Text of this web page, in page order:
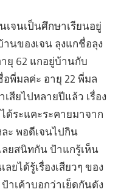
จนเป็นศึกษาเรียนอยู่
นของเจน ลุงแกชื่อลุง
ยุ 62 แกอยู่บ้านกับ
พี่มลค่ะ อายุ 22 พี่มล
สียไปหลายปีแล้ว เรื่อง
ด้ระแคะระคายมาจาก
ะ พอดีเจนไปกิน
ลยสนิทกัน ป้าแกรู้เห็น
ยได้รู้เรื่องเสียวๆ ของ
าเค้าบอกว่าเย็ดกันดัง